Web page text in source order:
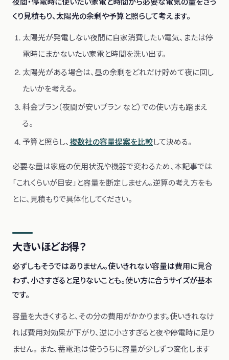
くり見積もり、太陽光の余剰や予算と照らして考えます。
太陽光が発電しない夜間に自家消費したい電気、または停
電時にまかないたい家電と時間を洗い出す。
太陽光がある場合は、昼の余剰をどれだけ貯めて夜に回し
たいかを考える。
料金プラン（夜間が安いプラン など）での使い方も踏まえ
る。
予算と照らし、複数社の容量提案を比較して決める。
必要な量は家庭の使用状況や機器で変わるため、本記事では
「これくらいが目安」と容量を断定しません。逆算の考え方をも
とに、見積もりで具体化してください。
大きいほどお得？
必ずしもそうではありません。使いきれない容量は費用に見合
わず、小さすぎると足りないことも。使い方に合うサイズが基本
です。
容量を大きくすると、その分の費用がかかります。使いきれなけ
れば費用対効果が下がり、逆に小さすぎると夜や停電時に足り
ません。 また、蓄電池は使ううちに容量が少しずつ変化します